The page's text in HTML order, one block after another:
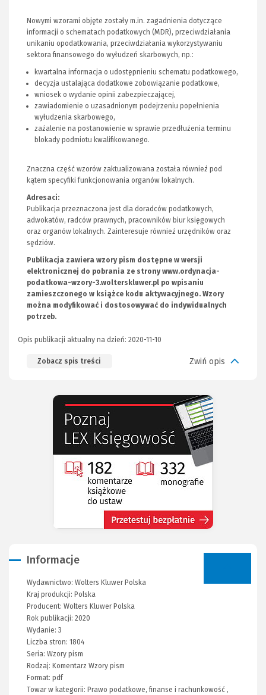
Nowymi wzorami objęte zostały m.in. zagadnienia dotyczące
informacji o schematach podatkowych (MDR), przeciwdziałania
unikaniu opodatkowania, przeciwdziałania wykorzystywaniu
sektora finansowego do wyłudzeń skarbowych, np.:
kwartalna informacja o udostępnieniu schematu podatkowego,
decyzja ustalająca dodatkowe zobowiązanie podatkowe,
wniosek o wydanie opinii zabezpieczającej,
zawiadomienie o uzasadnionym podejrzeniu popełnienia
wyłudzenia skarbowego,
zażalenie na postanowienie w sprawie przedłużenia terminu
blokady podmiotu kwalifikowanego.
Znaczna część wzorów zaktualizowana została również pod
kątem specyfiki funkcjonowania organów lokalnych.
Adresaci:
Publikacja przeznaczona jest dla doradców podatkowych,
adwokatów, radców prawnych, pracowników biur księgowych
oraz organów lokalnych. Zainteresuje również urzędników oraz
sędziów.
Publikacja zawiera wzory pism dostępne w wersji
elektronicznej do pobrania ze strony www.ordynacja-
podatkowa-wzory-3.wolterskluwer.pl (Nowe
okno)
(Link
do
innej
po wpisaniu
zamieszczonego w książce kodu aktywacyjnego. Wzory
można modyﬁkować i dostosowywać do indywidualnych
potrzeb.
Opis publikacji aktualny na dzień: 2020-11-10
Zobacz spis treści Zwiń opis
Informacje
Wydawnictwo: Wolters Kluwer Polska
Kraj produkcji: Polska
Producent: Wolters Kluwer Polska
Rok publikacji: 2020
Wydanie: 3
Liczba stron: 1804
Seria: Wzory pism
Rodzaj: Komentarz Wzory pism
Format: pdf
Towar w kategorii: Prawo podatkowe, finanse i rachunkowość ,